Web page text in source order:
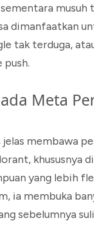
musuh
dimanfaatkan
tak terduga,
push.
Meta
jelas membawa
khususnya
yang lebih
ia membuka
sebelumnya